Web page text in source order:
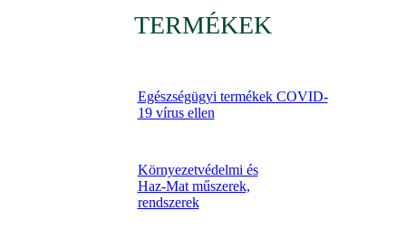
TERMÉKEK
Egészségügyi termékek COVID-
19 vírus ellen
Környezetvédelmi és
Haz-Mat műszerek,
rendszerek